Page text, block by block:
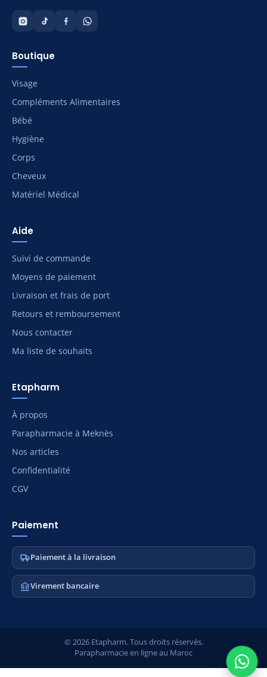
Boutique
Visage
Compléments Alimentaires
Bébé
Hygiène
Corps
Cheveux
Matériel Médical
Aide
Suivi de commande
Moyens de paiement
Livraison et frais de port
Retours et remboursement
Nous contacter
Ma liste de souhaits
Etapharm
À propos
Parapharmacie à Meknès
Nos articles
Confidentialité
CGV
Paiement
Paiement à la livraison
Virement bancaire
© 2026 Etapharm. Tous droits réservés.
Parapharmacie en ligne au Maroc